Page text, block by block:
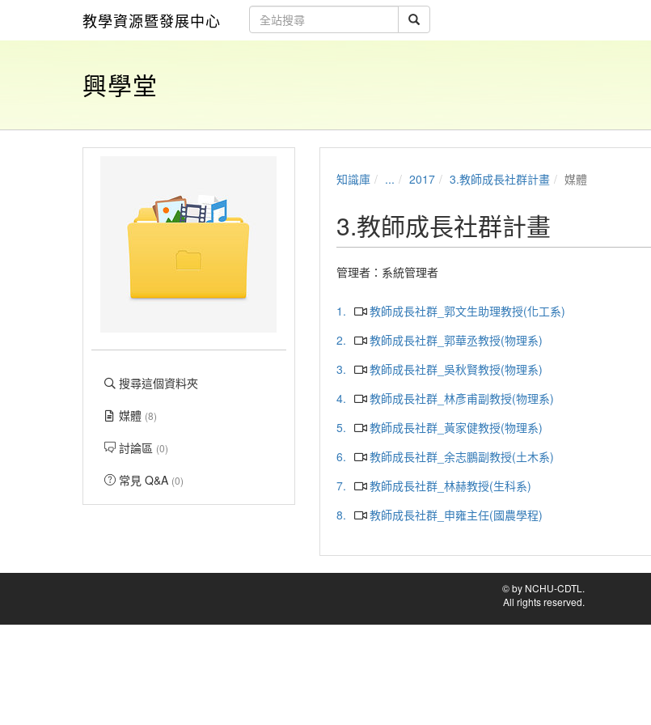
教學資源暨發展中心
興學堂
搜尋這個資料夾
媒體 (8)
討論區 (0)
常見 Q&A (0)
知識庫 ... 2017 3.教師成長社群計畫 媒體
3.教師成長社群計畫
管理者： 系統管理者
1.
教師成長社群_郭文生助理教授(化工系)
2.
教師成長社群_郭華丞教授(物理系)
3.
教師成長社群_吳秋賢教授(物理系)
4.
教師成長社群_林彥甫副教授(物理系)
5.
教師成長社群_黃家健教授(物理系)
6.
教師成長社群_余志鵬副教授(土木系)
7.
教師成長社群_林赫教授(生科系)
8.
教師成長社群_申雍主任(國農學程)
© by NCHU-CDTL.
All rights reserved.